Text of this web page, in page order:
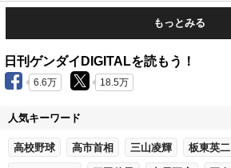
もっとみる
日刊ゲンダイDIGITALを読もう！
6.6万 18.5万
人気キーワード
高校野球 高市首相 三山凌輝 板東英二